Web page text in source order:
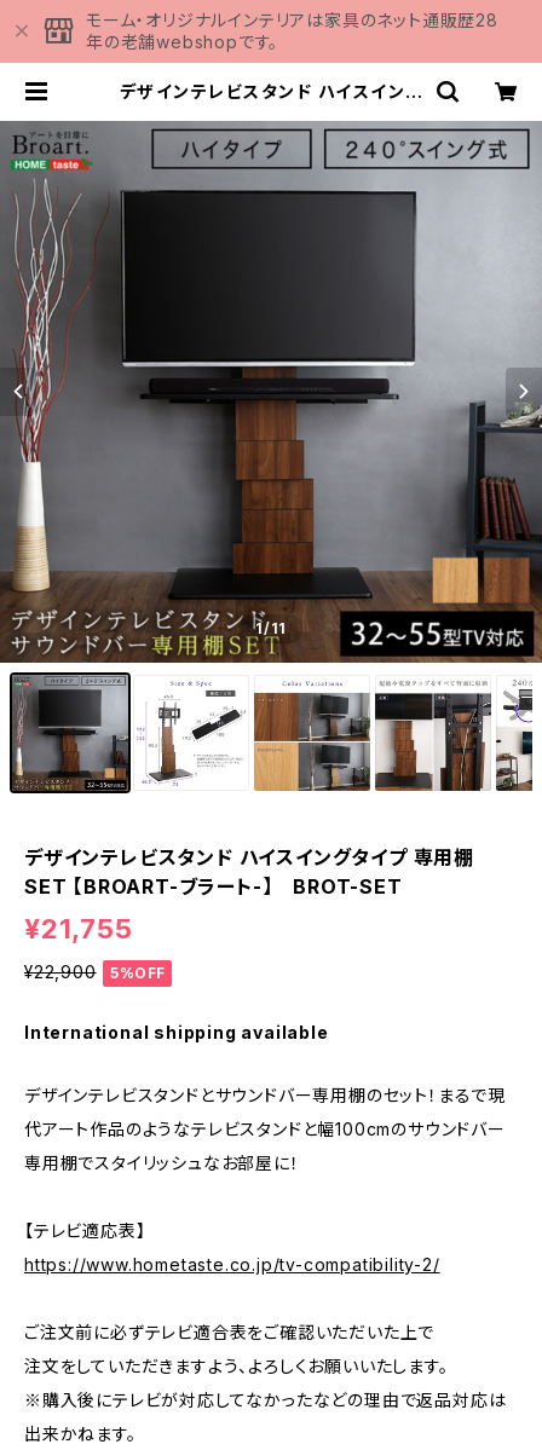
モーム・オリジナルインテリアは家具のネット通販歴28
年の老舗webshopです。
デザインテレビスタンド ハイスイング
ラート-】 BROT-SET | 家具の通
販専門店 MOMU
1/11
デザインテレビスタンド ハイスイングタイプ 専用棚
SET 【BROART-ブラート-】 BROT-SET
¥21,755
¥22,900 5%OFF
International shipping available
デザインテレビスタンドとサウンドバー専用棚のセット！まるで現
代アート作品のようなテレビスタンドと幅100cmのサウンドバー
専用棚でスタイリッシュなお部屋に！
【テレビ適応表】
https://www.hometaste.co.jp/tv-compatibility-2/
ご注文前に必ずテレビ適合表をご確認いただいた上で
注文をしていただきますよう、よろしくお願いいたします。
※購入後にテレビが対応してなかったなどの理由で返品対応は
出来かねます。